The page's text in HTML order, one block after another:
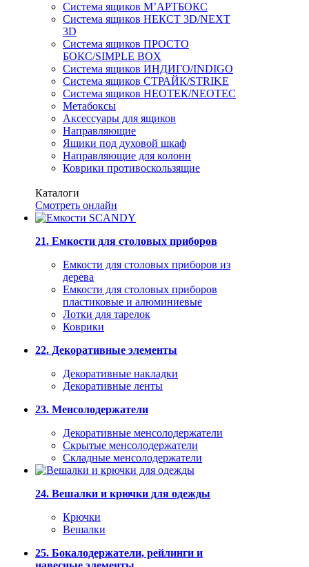
Система ящиков М’АРТБОКС
Система ящиков НЕКСТ 3D/NEXT
3D
Система ящиков ПРОСТО
БОКС/SIMPLE BOX
Система ящиков ИНДИГО/INDIGO
Система ящиков СТРАЙК/STRIKE
Система ящиков НЕОТЕК/NEOTEC
Метабоксы
Аксессуары для ящиков
Направляющие
Ящики под духовой шкаф
Направляющие для колонн
Коврики противоскользящие
Каталоги
Смотреть онлайн
21. Емкости для столовых приборов
Емкости для столовых приборов из
дерева
Емкости для столовых приборов
пластиковые и алюминиевые
Лотки для тарелок
Коврики
22. Декоративные элементы
Декоративные накладки
Декоративные ленты
23. Менсолодержатели
Декоративные менсолодержатели
Скрытые менсолодержатели
Складные менсолодержатели
24. Вешалки и крючки для одежды
Крючки
Вешалки
25. Бокалодержатели, рейлинги и